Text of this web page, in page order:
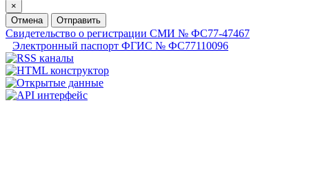
×
Отмена
Отправить
Свидетельство о регистрации СМИ № ФС77-47467
Электронный паспорт ФГИС № ФС77110096